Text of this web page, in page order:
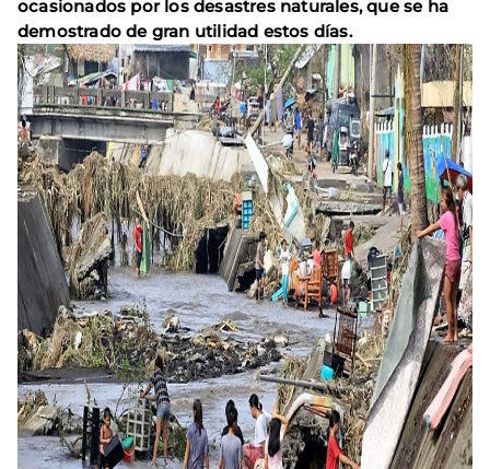
ocasionados por los desastres naturales, que se ha
demostrado de gran utilidad estos días.